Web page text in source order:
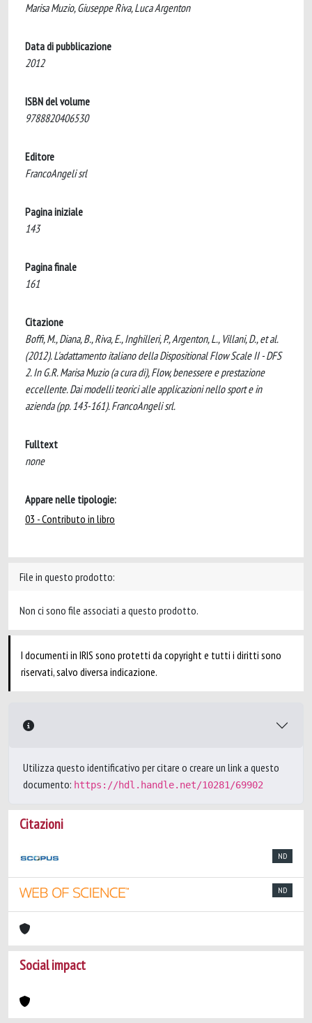
Marisa Muzio, Giuseppe Riva, Luca Argenton
Data di pubblicazione
2012
ISBN del volume
9788820406530
Editore
FrancoAngeli srl
Pagina iniziale
143
Pagina finale
161
Citazione
Boffi, M., Diana, B., Riva, E., Inghilleri, P., Argenton, L., Villani, D., et al.
(2012). L'adattamento italiano della Dispositional Flow Scale II - DFS
2. In G.R. Marisa Muzio (a cura di), Flow, benessere e prestazione
eccellente. Dai modelli teorici alle applicazioni nello sport e in
azienda (pp. 143-161). FrancoAngeli srl.
Fulltext
none
Appare nelle tipologie:
03 - Contributo in libro
File in questo prodotto:
Non ci sono file associati a questo prodotto.
I documenti in IRIS sono protetti da copyright e tutti i diritti sono
riservati, salvo diversa indicazione.
Utilizza questo identificativo per citare o creare un link a questo
documento: https://hdl.handle.net/10281/69902
Citazioni
ND
ND
Social impact